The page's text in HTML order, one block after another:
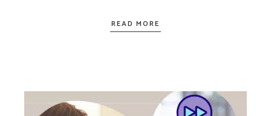
READ MORE